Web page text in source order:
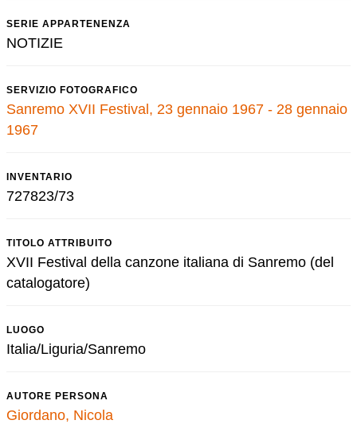
SERIE APPARTENENZA
NOTIZIE
SERVIZIO FOTOGRAFICO
Sanremo XVII Festival, 23 gennaio 1967 - 28 gennaio
1967
INVENTARIO
727823/73
TITOLO ATTRIBUITO
XVII Festival della canzone italiana di Sanremo (del
catalogatore)
LUOGO
Italia/Liguria/Sanremo
AUTORE PERSONA
Giordano, Nicola